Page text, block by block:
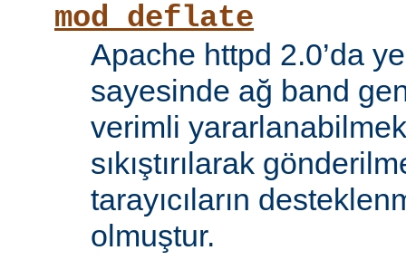
mod_deflate
Apache httpd 2.0’da
sayesinde ağ band
verimli
sıkıştırılarak
tarayıcıların
olmuştur.